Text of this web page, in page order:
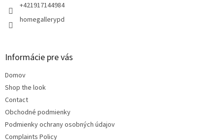
+421917144984
homegallerypd
Informácie pre vás
Domov
Shop the look
Contact
Obchodné podmienky
Podmienky ochrany osobných údajov
Complaints Policy